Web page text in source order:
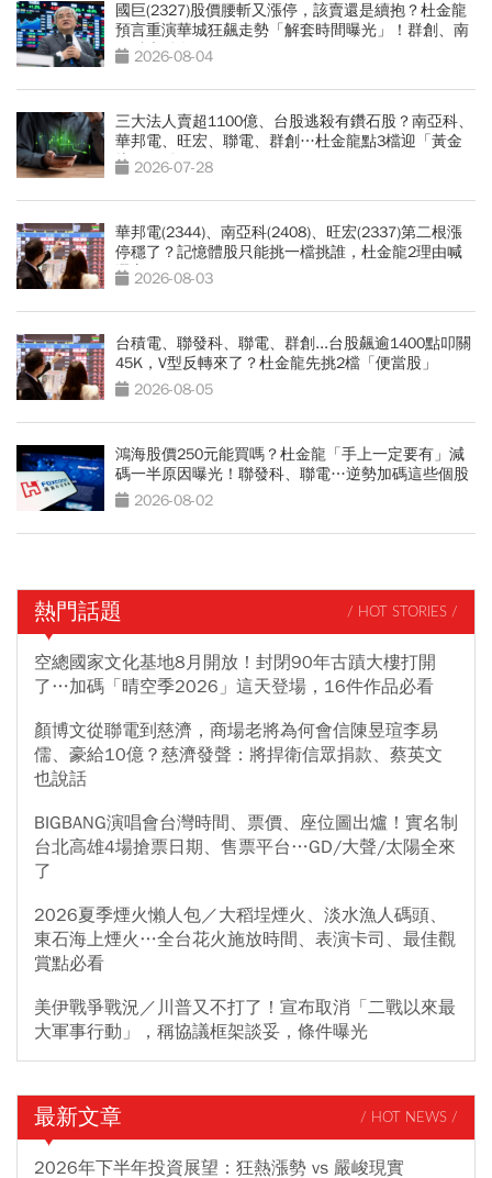
國巨(2327)股價腰斬又漲停，該賣還是續抱？杜金龍
預言重演華城狂飆走勢「解套時間曝光」！群創、南
亞科也點名
2026-08-04
三大法人賣超1100億、台股逃殺有鑽石股？南亞科、
華邦電、旺宏、聯電、群創…杜金龍點3檔迎「黃金
坑」買點
2026-07-28
華邦電(2344)、南亞科(2408)、旺宏(2337)第二根漲
停穩了？記憶體股只能挑一檔挑誰，杜金龍2理由喊
選它2026-08-03
台積電、聯發科、聯電、群創...台股飆逾1400點叩關
45K，V型反轉來了？杜金龍先挑2檔「便當股」
2026-08-05
鴻海股價250元能買嗎？杜金龍「手上一定要有」減
碼一半原因曝光！聯發科、聯電…逆勢加碼這些個股
2026-08-02
熱門話題 / HOT STORIES /
空總國家文化基地8月開放！封閉90年古蹟大樓打開
了…加碼「晴空季2026」這天登場，16件作品必看
顏博文從聯電到慈濟，商場老將為何會信陳昱瑄李易
儒、豪給10億？慈濟發聲：將捍衛信眾捐款、蔡英文
也說話
BIGBANG演唱會台灣時間、票價、座位圖出爐！實名制
台北高雄4場搶票日期、售票平台…GD/大聲/太陽全來
了
2026夏季煙火懶人包／大稻埕煙火、淡水漁人碼頭、
東石海上煙火…全台花火施放時間、表演卡司、最佳觀
賞點必看
美伊戰爭戰況／川普又不打了！宣布取消「二戰以來最
大軍事行動」，稱協議框架談妥，條件曝光
最新文章 / HOT NEWS /
2026年下半年投資展望：狂熱漲勢 vs 嚴峻現實